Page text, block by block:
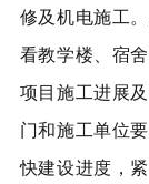
修及机电施工
看教学楼、宿
项目施工进展
门和施工单位
快建设进度，